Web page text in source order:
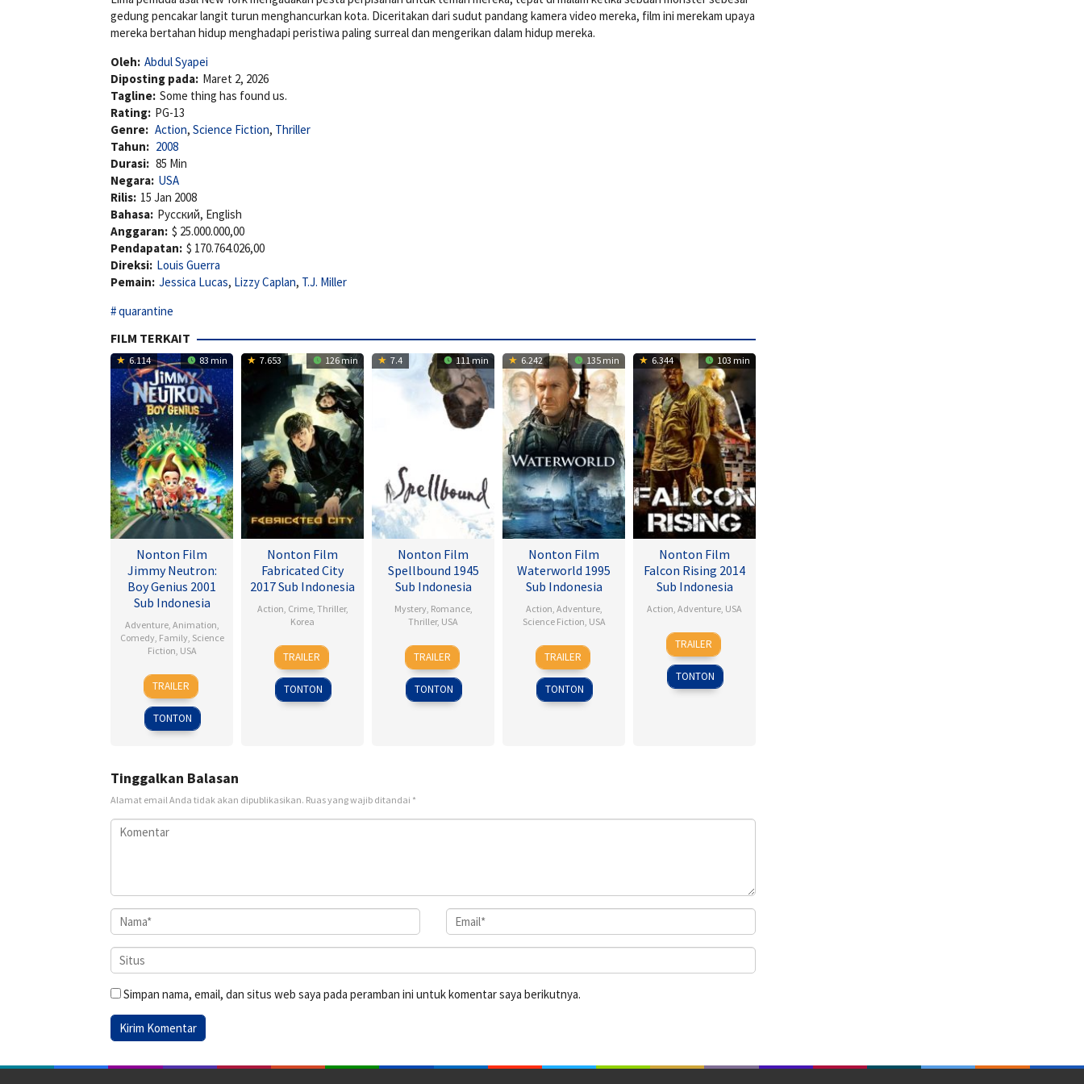
gedung pencakar langit turun menghancurkan kota. Diceritakan dari sudut pandang kamera video mereka, film ini merekam upaya
mereka bertahan hidup menghadapi peristiwa paling surreal dan mengerikan dalam hidup mereka.
Oleh: Abdul Syapei
Diposting pada: Maret 2, 2026
Tagline: Some thing has found us.
Rating: PG-13
Genre: Action, Science Fiction, Thriller
Tahun: 2008
Durasi: 85 Min
Negara: USA
Rilis: 15 Jan 2008
Bahasa: Pусский, English
Anggaran: $ 25.000.000,00
Pendapatan: $ 170.764.026,00
Direksi: Louis Guerra
Pemain: Jessica Lucas, Lizzy Caplan, T.J. Miller
quarantine
FILM TERKAIT
6.114 83 min
Nonton Film
Jimmy Neutron:
Boy Genius 2001
Sub Indonesia
Adventure, Animation
Comedy, Family, Science
Fiction USA
14
Dec
2001
John
A.
Davis
TRAILER
TONTON
7.653 126 min
Nonton Film
Fabricated City
2017 Sub Indonesia
Action Crime, Thriller,
Korea
9
Feb
2017
Lee
Hu-
bin
TRAILER
TONTON
7.4 111 min
Nonton Film
Spellbound 1945
Sub Indonesia
Mystery, Romance,
Thriller, USA
8
Nov
1945
Alfred
Hitchcock
TRAILER
TONTON
6.242 135 min
Nonton Film
Waterworld 1995
Sub Indonesia
Action Adventure,
Science Fiction USA
28
Jul
1995
Kevin
Reynolds
TRAILER
TONTON
6.344 103 min
Nonton Film
Falcon Rising 2014
Sub Indonesia
Action Adventure USA
5
Sep
2014
Ernie
Barbarash
TRAILER
TONTON
Tinggalkan Balasan
Alamat email Anda tidak akan dipublikasikan. Ruas yang wajib ditandai *
Simpan nama, email, dan situs web saya pada peramban ini untuk komentar saya berikutnya.